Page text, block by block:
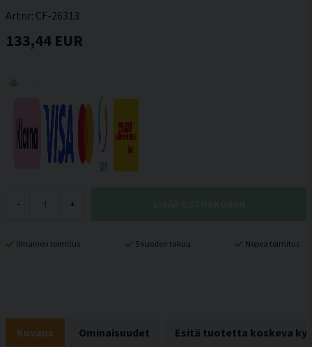
Artnr: CF-26313
133,44 EUR
- +
Ilmainen toimitus 5 vuoden takuu Nopea toimitus
Kuvaus Ominaisuudet Esitä tuotetta koskeva